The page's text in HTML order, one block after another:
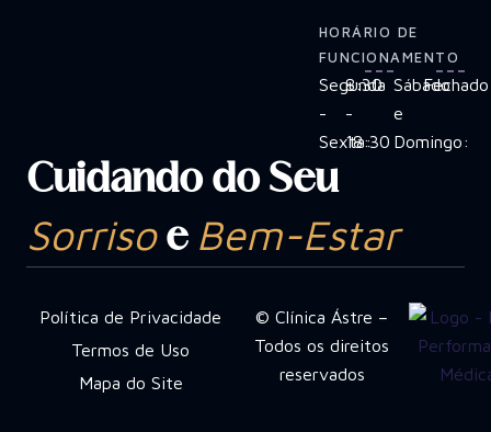
HORÁRIO DE
FUNCIONAMENTO
Segunda
-
Sexta:
8:30
-
18:30
Sábado
e
Domingo:
Fechado
Cuidando do Seu
Sorrisoe Bem-Estar
Política de Privacidade
Termos de Uso
Mapa do Site
© Clínica Ástre –
Todos os direitos
reservados